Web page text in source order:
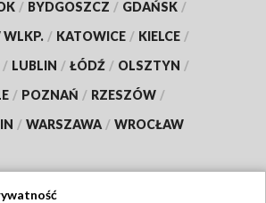
/ BYDGOSZCZ / GDAŃSK /
WLKP. / KATOWICE / KIELCE /
/ LUBLIN / ŁÓDŹ / OLSZTYN /
/ POZNAŃ / RZESZÓW /
/ WARSZAWA / WROCŁAW